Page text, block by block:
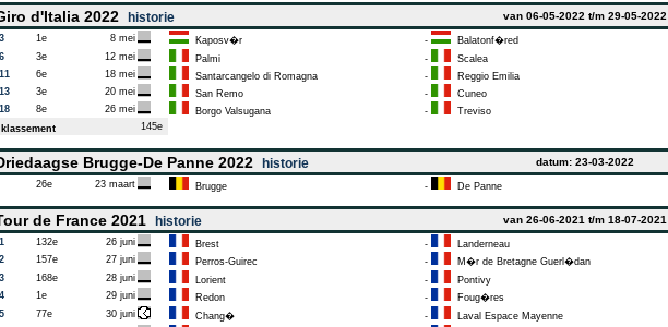
d'Italia 2022 historie van 06-05-2022 t/m 29-05-2022
1e 8 mei Kaposv�r - Balatonf�red
3e 12 mei Palmi - Scalea
6e 18 mei Santarcangelo di Romagna - Reggio Emilia
3e 20 mei San Remo - Cuneo
8e 26 mei Borgo Valsugana - Treviso
145e
Brugge-De Panne 2022 historie datum: 23-03-2022
26e 23 maart Brugge - De Panne
de France 2021 historie van 26-06-2021 t/m 18-07-2021
132e 26 juni Brest - Landerneau
157e 27 juni Perros-Guirec - M�r de Bretagne Guerl�dan
168e 28 juni Lorient - Pontivy
1e 29 juni Redon - Foug�res
77e 30 juni Chang� - Laval Espace Mayenne